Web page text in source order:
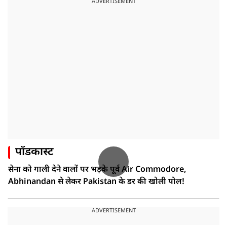
ADVERTISEMENT
पॉडकास्ट
सेना को गाली देने वालों पर भड़के पूर्व Air Commodore,
Abhinandan से लेकर Pakistan के डर की खोली पोल!
ADVERTISEMENT